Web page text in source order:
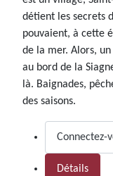
détient les secrets
pouvaient, à cette
de la mer. Alors,
au bord de la
là. Baignades,
des saisons.
Connectez-
Détails